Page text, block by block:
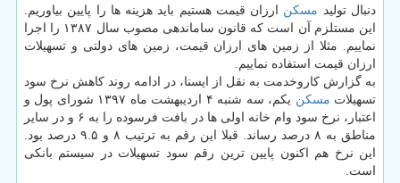
دنبال تولید مسكن ارزان قیمت هستیم باید هزینه ها را پایین بیاوریم.
این مستلزم آن است كه قانون ساماندهی مصوب سال ۱۳۸۷ را اجرا
نماییم. مثلا از زمین های ارزان قیمت، زمین های دولتی و تسهیلات
ارزان قیمت استفاده نماییم.
به گزارش كاروخدمت به نقل از ایسنا، در ادامه روند كاهش نرخ سود
تسهیلات مسكن
یكم، سه شنبه ۴ اردیبهشت ماه ۱۳۹۷ شورای پول و
اعتبار، نرخ سود وام خانه اولی ها در بافت فرسوده را به ۶ و در سایر
مناطق به ۸ درصد رساند. قبلا این رقم به ترتیب ۸ و ۹.۵ درصد بود.
این نرخ هم اكنون پایین ترین رقم سود تسهیلات در سیستم بانكی
است.